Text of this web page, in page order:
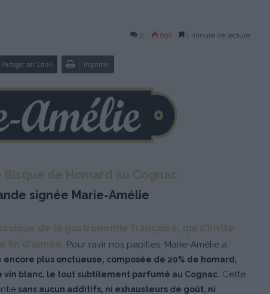
0 896 1 minute de lecture
Partager par Email Imprimer
de Homard au Cognac
signée Marie-Amélie
de la gastronomie française, qui s'invite
fin d'année. Pour ravir nos papilles, Marie-Amélie a
plus onctueuse, composée de 20% de homard,
vin blanc, le tout subtilement parfumé au Cognac. Cette
sans aucun additifs, ni exhausteurs de goût, ni